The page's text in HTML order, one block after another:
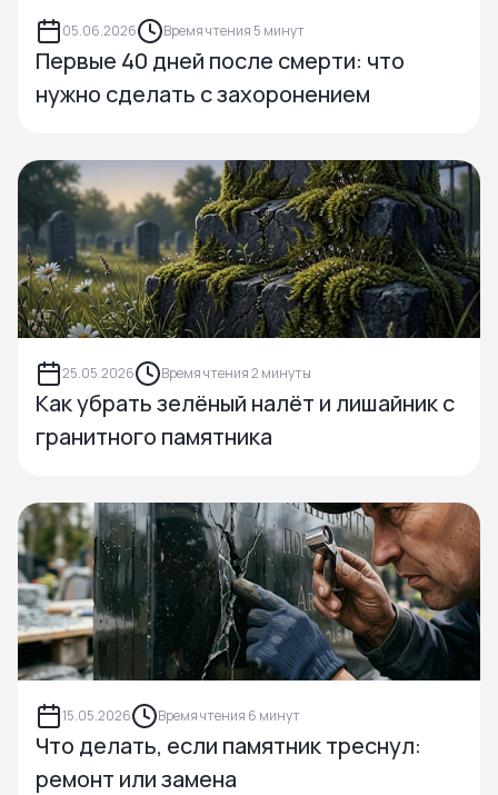
05.06.2026 Время чтения 5 минут
Первые 40 дней после смерти: что
нужно сделать с захоронением
25.05.2026 Время чтения 2 минуты
Как убрать зелёный налёт и лишайник с
гранитного памятника
15.05.2026 Время чтения 6 минут
Что делать, если памятник треснул:
ремонт или замена